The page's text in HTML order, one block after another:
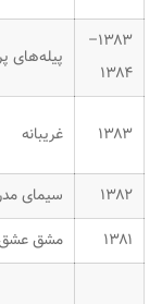
۱۳۸۳–
۱۳۸۴
پیله‌های
۱۳۸۳ غریبانه
۱۳۸۲
سیمای
۱۳۸۱
مشق